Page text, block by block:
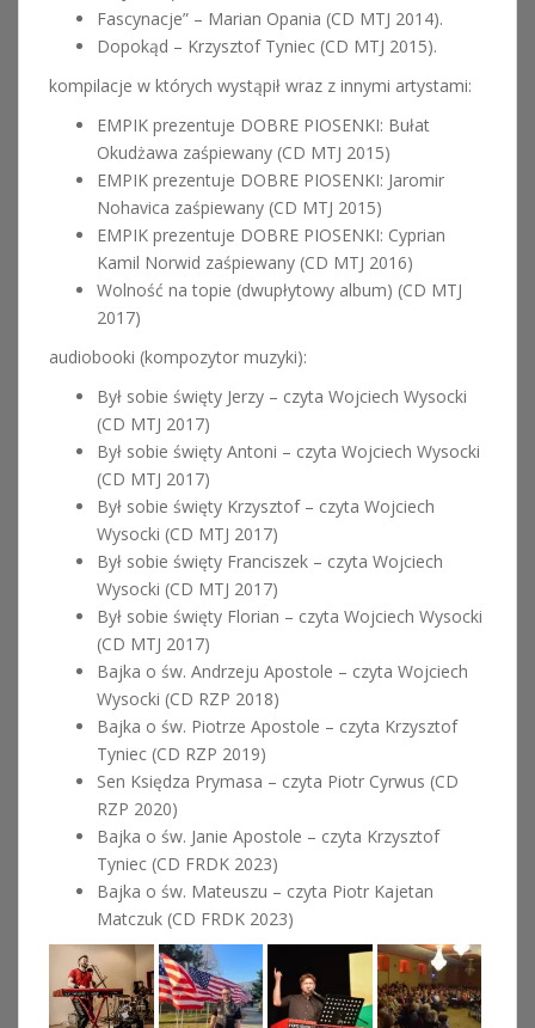
Fascynacje” – Marian Opania (CD MTJ 2014).
Dopokąd – Krzysztof Tyniec (CD MTJ 2015).
kompilacje w których wystąpił wraz z innymi artystami:
EMPIK prezentuje DOBRE PIOSENKI: Bułat
Okudżawa zaśpiewany (CD MTJ 2015)
EMPIK prezentuje DOBRE PIOSENKI: Jaromir
Nohavica zaśpiewany (CD MTJ 2015)
EMPIK prezentuje DOBRE PIOSENKI: Cyprian
Kamil Norwid zaśpiewany (CD MTJ 2016)
Wolność na topie (dwupłytowy album) (CD MTJ
2017)
audiobooki (kompozytor muzyki):
Był sobie święty Jerzy – czyta Wojciech Wysocki
(CD MTJ 2017)
Był sobie święty Antoni – czyta Wojciech Wysocki
(CD MTJ 2017)
Był sobie święty Krzysztof – czyta Wojciech
Wysocki (CD MTJ 2017)
Był sobie święty Franciszek – czyta Wojciech
Wysocki (CD MTJ 2017)
Był sobie święty Florian – czyta Wojciech Wysocki
(CD MTJ 2017)
Bajka o św. Andrzeju Apostole – czyta Wojciech
Wysocki (CD RZP 2018)
Bajka o św. Piotrze Apostole – czyta Krzysztof
Tyniec (CD RZP 2019)
Sen Księdza Prymasa – czyta Piotr Cyrwus (CD
RZP 2020)
Bajka o św. Janie Apostole – czyta Krzysztof
Tyniec (CD FRDK 2023)
Bajka o św. Mateuszu – czyta Piotr Kajetan
Matczuk (CD FRDK 2023)